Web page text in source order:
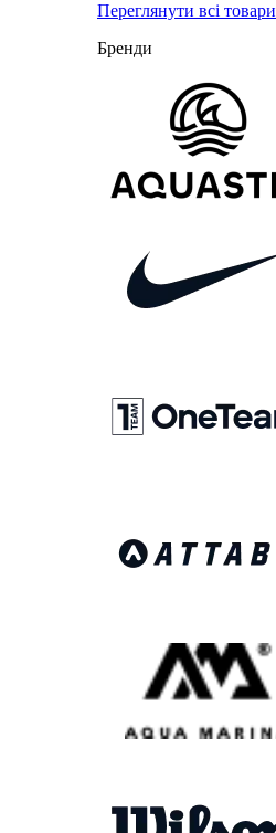
Переглянути всі товари
Бренди